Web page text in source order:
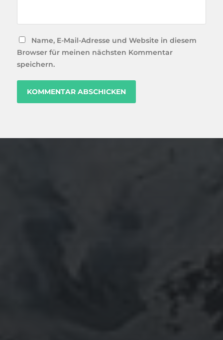
Name, E-Mail-Adresse und Website in diesem
Browser für meinen nächsten Kommentar
speichern.